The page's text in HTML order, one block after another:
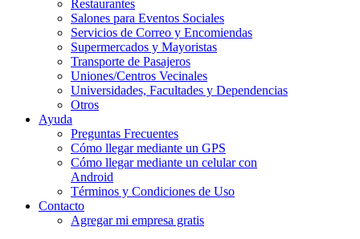
Restaurantes
Salones para Eventos Sociales
Servicios de Correo y Encomiendas
Supermercados y Mayoristas
Transporte de Pasajeros
Uniones/Centros Vecinales
Universidades, Facultades y Dependencias
Otros
Ayuda
Preguntas Frecuentes
Cómo llegar mediante un GPS
Cómo llegar mediante un celular con
Android
Términos y Condiciones de Uso
Contacto
Agregar mi empresa gratis